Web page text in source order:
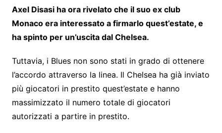
Axel Disasi ha ora rivelato che il suo ex club
Monaco era interessato a firmarlo quest’estate, e
ha spinto per un’uscita dal Chelsea.
Tuttavia, i Blues non sono stati in grado di ottenere
l’accordo attraverso la linea. Il Chelsea ha già inviato
più giocatori in prestito quest’estate e hanno
massimizzato il numero totale di giocatori
autorizzati a partire in prestito.